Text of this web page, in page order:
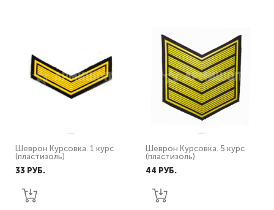
Шеврон Курсовка. 1 курс
(пластизоль)
33 PУБ.
Шеврон Курсовка. 5 курс
(пластизоль)
44 PУБ.